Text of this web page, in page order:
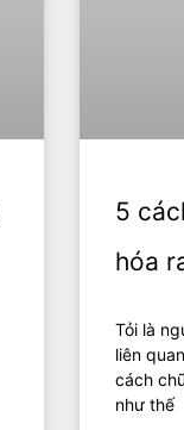
5
hóa
Tỏi là
liên
cách
như thế